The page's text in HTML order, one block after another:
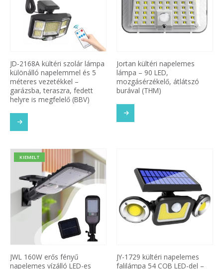
JD-2168A kültéri szolár lámpa
különálló napelemmel és 5
méteres vezetékkel –
garázsba, teraszra, fedett
helyre is megfelelő (BBV)
Jortan kültéri napelemes
lámpa – 90 LED,
mozgásérzékelő, átlátszó
burával (THM)
KIEMELT
JWL 160W erős fényű
napelemes vízálló LED-es
JY-1729 kültéri napelemes
falilámpa 54 COB LED-del –